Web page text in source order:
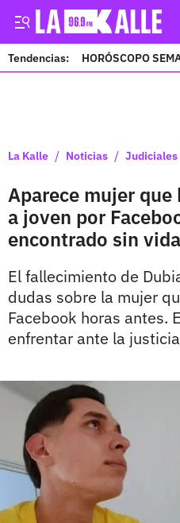
Tendencias: HORÓSCOPO
La Kalle / Noticias / Judiciales
Aparece mujer
a joven por
encontrado sin vida
El fallecimiento de
dudas sobre la mujer
Facebook horas antes.
enfrentar ante la